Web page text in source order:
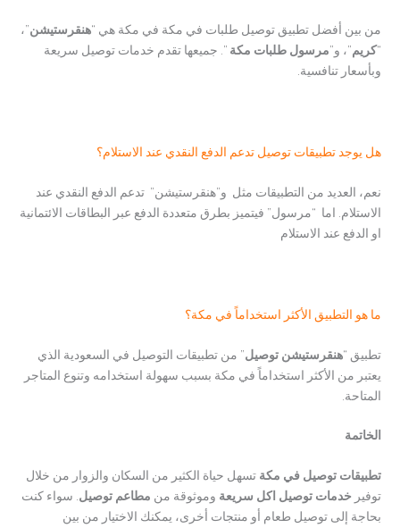
من بين أفضل تطبيق توصيل طلبات في مكة في مكة هي “هنقرستيشن”،
“كريم”، و”مرسول طلبات مكة ”. جميعها تقدم خدمات توصيل سريعة
وبأسعار تنافسية.
هل يوجد تطبيقات توصيل تدعم الدفع النقدي عند الاستلام؟
نعم، العديد من التطبيقات مثل و”هنقرستيشن” تدعم الدفع النقدي عند
الاستلام. اما “مرسول” فيتميز بطرق متعددة الدفع عبر البطاقات الائتمانية
او الدفع عند الاستلام
ما هو التطبيق الأكثر استخداماً في مكة؟
تطبيق “هنقرستيشن توصيل” من تطبيقات التوصيل في السعودية الذي
يعتبر من الأكثر استخداماً في مكة بسبب سهولة استخدامه وتنوع المتاجر
المتاحة.
الخاتمة
تطبيقات توصيل في مكة تسهل حياة الكثير من السكان والزوار من خلال
توفير خدمات توصيل اكل سريعة وموثوقة من مطاعم توصيل. سواء كنت
بحاجة إلى توصيل طعام أو منتجات أخرى، يمكنك الاختيار من بين